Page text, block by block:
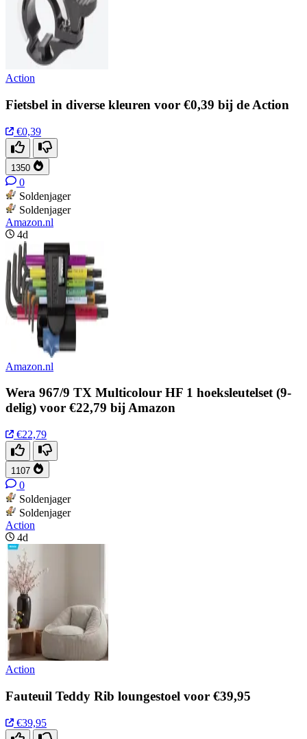
Action
Fietsbel in diverse kleuren voor €0,39 bij de Action
€0,39
1350
0
Soldenjager
Soldenjager
Amazon.nl
4d
Amazon.nl
Wera 967/9 TX Multicolour HF 1 hoeksleutelset (9-
delig) voor €22,79 bij Amazon
€22,79
1107
0
Soldenjager
Soldenjager
Action
4d
Action
Fauteuil Teddy Rib loungestoel voor €39,95
€39,95